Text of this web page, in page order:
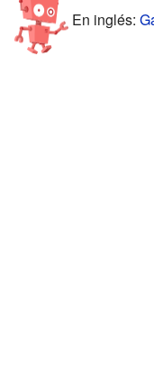
En inglés: